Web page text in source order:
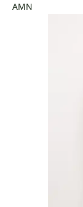
AMN